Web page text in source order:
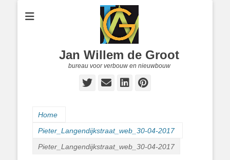
Jan Willem de Groot
bureau voor verbouw en nieuwbouw
Twitter
E-
LinkedIn
Pinterest
Home
Pieter_Langendijkstraat_web_30-04-2017
Pieter_Langendijkstraat_web_30-04-2017